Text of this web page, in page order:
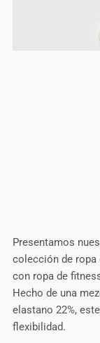
Presentamos
colección de ropa
con ropa de
Hecho de una
elastano 22%,
flexibilidad.